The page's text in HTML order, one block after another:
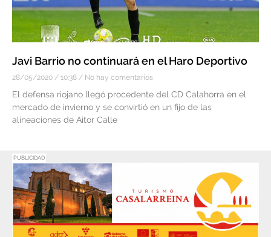
Javi Barrio no continuará en el Haro Deportivo
28/05/2020 10:38 No hay comentarios
El defensa riojano llegó procedente del CD Calahorra en el
mercado de invierno y se convirtió en un fijo de las
alineaciones de Aitor Calle
PUBLICIDAD